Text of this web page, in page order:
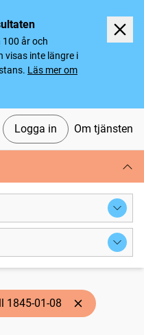
år och
inte längre i
Läs mer om
Logga in Om tjänsten
1845-01-08